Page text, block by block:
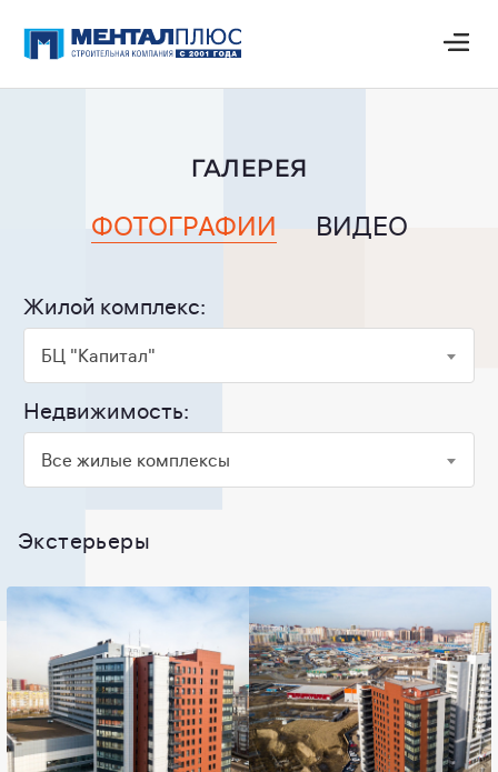
ГАЛЕРЕЯ
ФОТОГРАФИИ ВИДЕО
Жилой комплекс:
БЦ "Капитал"
Недвижимость:
Все жилые комплексы
Экстерьеры